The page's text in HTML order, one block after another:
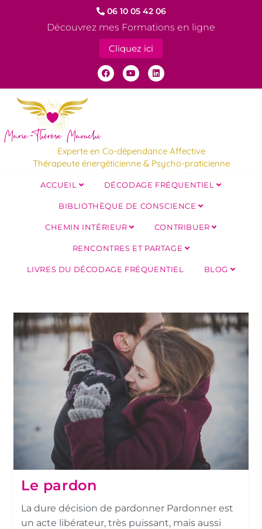
06 10 05 42 06
Découvrez mes Formations en ligne
Cliquez ici
Experte en Co-dépendance Affective
Thérapeute énergéticienne & Psycho-praticienne
ACCUEIL DÉCODAGE FRÉQUENTIEL
BIBLIOTHÈQUE DE CONSCIENCE
CHEMIN INTÉRIEUR CONTRIBUER
RENCONTRES ET PARTAGE
LIVRES DU DÉCODAGE FRÉQUENTIEL BLOG
Le pardon
La dure décision de pardonner Pardonner est
un acte libérateur, très puissant, mais aussi